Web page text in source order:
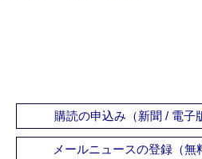
購読の申込み（新聞 / 電子
メールニュースの登録（無